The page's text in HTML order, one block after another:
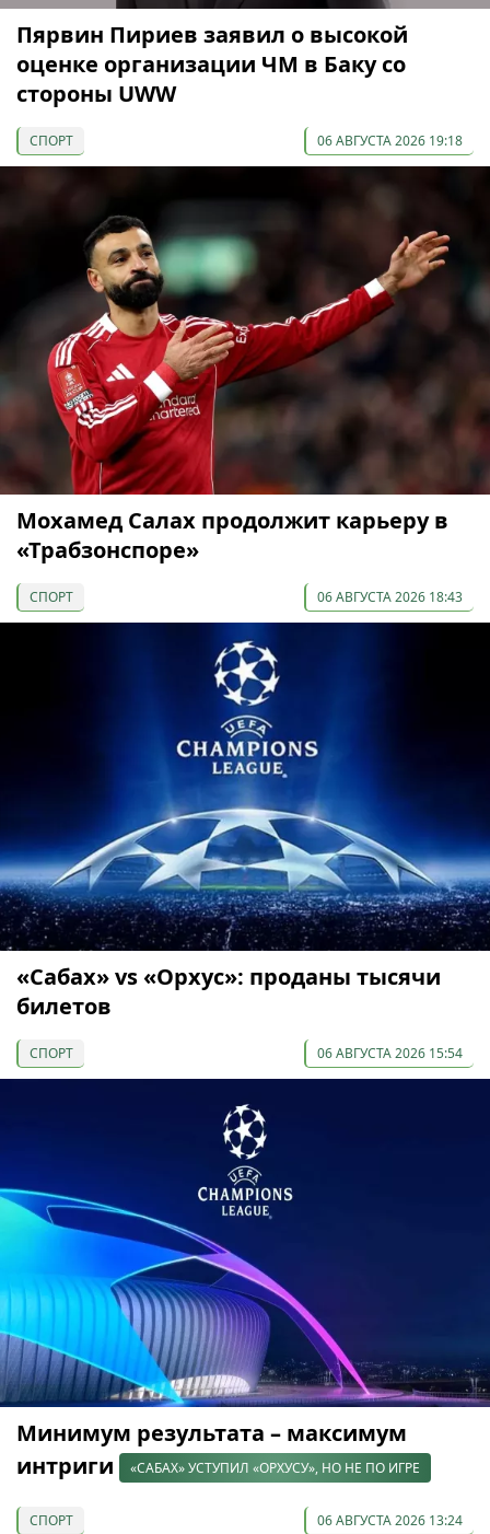
Пярвин Пириев заявил о высокой
оценке организации ЧМ в Баку со
стороны UWW
СПОРТ 06 АВГУСТА 2026 19:18
Мохамед Салах продолжит карьеру в
«Трабзонспоре»
СПОРТ 06 АВГУСТА 2026 18:43
«Сабах» vs «Орхус»: проданы тысячи
билетов
СПОРТ 06 АВГУСТА 2026 15:54
Минимум результата – максимум
интриги
«САБАХ» УСТУПИЛ «ОРХУСУ», НО НЕ ПО ИГРЕ
СПОРТ 06 АВГУСТА 2026 13:24